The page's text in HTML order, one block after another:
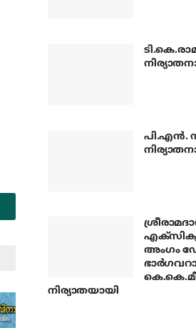
പി.എന്‍.
അംഗം
നിര്യാതയായി